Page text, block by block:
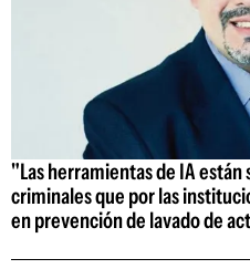
"Las herramientas de IA
criminales que por las
en prevención de lavado de